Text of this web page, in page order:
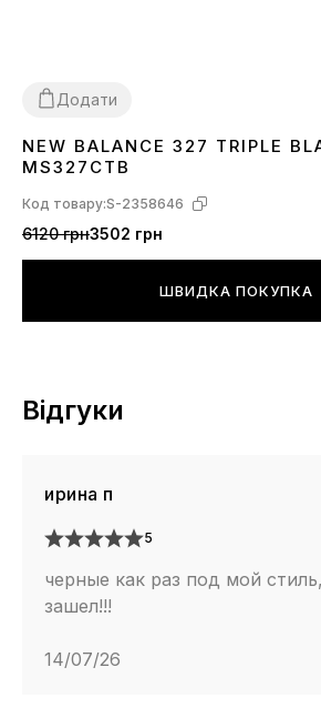
Додати
3637 3839404142 43 44 45
NEW BALANCE 327 TRIPLE
MS327CTB
Код товару:S-2358646
6120 грн3502 грн
ШВИДКА ПОКУПКА
Відгуки
ирина п
5
черные как раз под мой
зашел!!!
14/07/26